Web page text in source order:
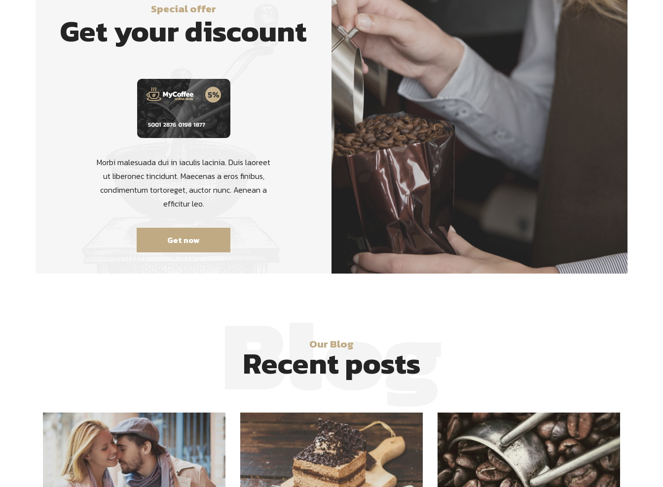
Special offer
Get your discount
Morbi malesuada dui in iaculis lacinia. Duis laoreet
ut liberonec tincidunt. Maecenas a eros finibus,
condimentum tortoreget, auctor nunc. Aenean a
efficitur leo.
Get now
Our Blog
Recent posts
Blog